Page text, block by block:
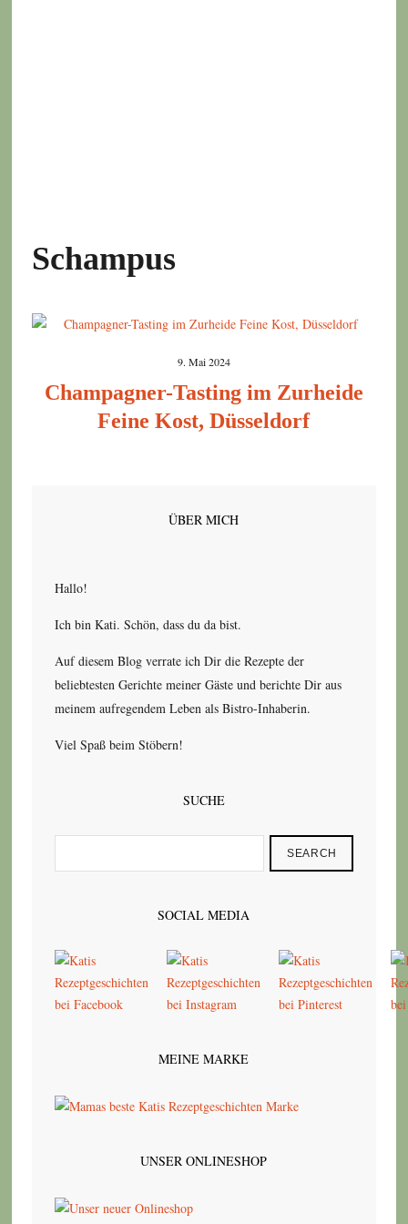
Schampus
9. Mai 2024
Champagner-Tasting im Zurheide
Feine Kost, Düsseldorf
ÜBER MICH
Hallo!
Ich bin Kati. Schön, dass du da bist.
Auf diesem Blog verrate ich Dir die Rezepte der
beliebtesten Gerichte meiner Gäste und berichte Dir aus
meinem aufregendem Leben als Bistro-Inhaberin.
Viel Spaß beim Stöbern!
SUCHE
SEARCH
SOCIAL MEDIA
MEINE MARKE
UNSER ONLINESHOP